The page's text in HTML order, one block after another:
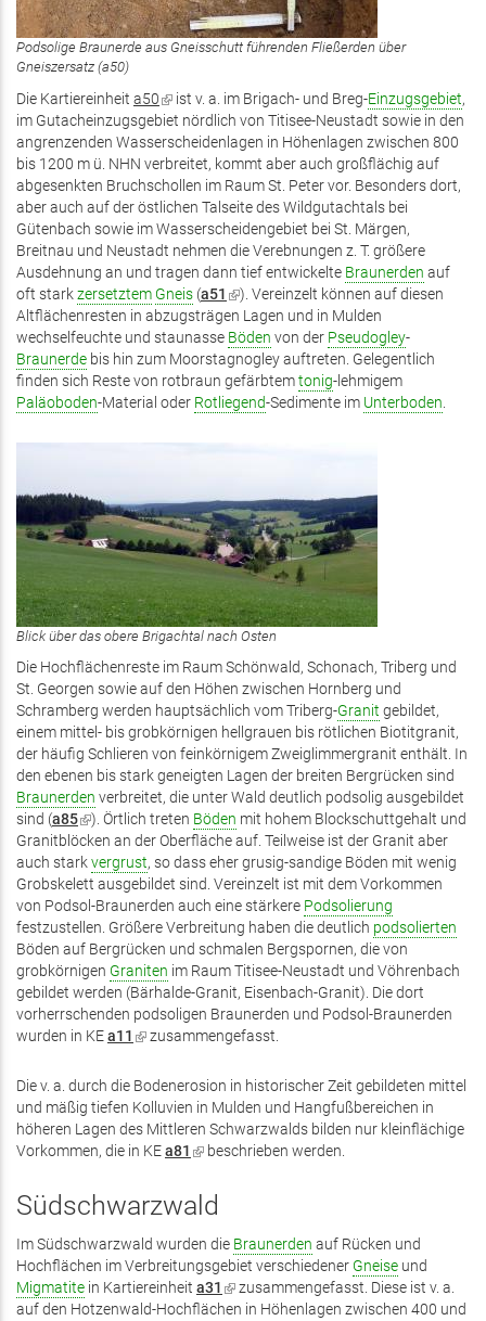
Podsolige Braunerde aus Gneisschutt führenden Fließerden über
Gneiszersatz (a50)
Die Kartiereinheit a50(Link
ist
extern)
ist v. a. im Brigach- und Breg-Einzugsgebiet,
im Gutacheinzugsgebiet nördlich von Titisee-Neustadt sowie in den
angrenzenden Wasserscheidenlagen in Höhenlagen zwischen 800
bis 1200 m ü. NHN verbreitet, kommt aber auch großflächig auf
abgesenkten Bruchschollen im Raum St. Peter vor. Besonders dort,
aber auch auf der östlichen Talseite des Wildgutachtals bei
Gütenbach sowie im Wasserscheidengebiet bei St. Märgen,
Breitnau und Neustadt nehmen die Verebnungen z. T. größere
Ausdehnung an und tragen dann tief entwickelte Braunerden auf
oft starkzersetztem Gneis (a51 (Link
ist
extern)
). Vereinzelt können auf diesen
Altflächenresten in abzugsträgen Lagen und in Mulden
wechselfeuchte und staunasse Böden von der Pseudogley-
Braunerde bis hin zum Moorstagnogley auftreten. Gelegentlich
finden sich Reste von rotbraun gefärbtemtonig-lehmigem
Paläoboden-Material oder Rotliegend-Sedimente im Unterboden.
Blick über das obere Brigachtal nach Osten
Die Hochflächenreste im Raum Schönwald, Schonach, Triberg und
St. Georgen sowie auf den Höhen zwischen Hornberg und
Schramberg werden hauptsächlich vom Triberg-Granit gebildet,
einem mittel- bis grobkörnigen hellgrauen bis rötlichen Biotitgranit,
der häufig Schlieren von feinkörnigem Zweiglimmergranit enthält. In
den ebenen bis stark geneigten Lagen der breiten Bergrücken sind
Braunerden verbreitet, die unter Wald deutlich podsolig ausgebildet
sind (a85(Link
ist
extern)
). Örtlich treten Böden mit hohem Blockschuttgehalt und
Granitblöcken an der Oberfläche auf. Teilweise ist der Granit aber
auch starkvergrust, so dass eher grusig-sandige Böden mit wenig
Grobskelett ausgebildet sind. Vereinzelt ist mit dem Vorkommen
von Podsol-Braunerden auch eine stärkere Podsolierung
festzustellen. Größere Verbreitung haben die deutlich podsolierten
Böden auf Bergrücken und schmalen Bergspornen, die von
grobkörnigen Graniten im Raum Titisee-Neustadt und Vöhrenbach
gebildet werden (Bärhalde-Granit, Eisenbach-Granit). Die dort
vorherrschenden podsoligen Braunerden und Podsol-Braunerden
wurden in KEa11 (Link
extern)
zusammengefasst.
Die v. a. durch die Bodenerosion in historischer Zeit gebildeten mittel
und mäßig tiefen Kolluvien in Mulden und Hangfußbereichen in
höheren Lagen des Mittleren Schwarzwalds bilden nur kleinflächige
Vorkommen, die in KEa81 (Link
extern)
beschrieben werden.
Südschwarzwald
Im Südschwarzwald wurden die Braunerden auf Rücken und
Hochflächen im Verbreitungsgebiet verschiedener Gneise und
Migmatite in Kartiereinheit a31 (Link
ist
zusammengefasst. Diese ist v. a.
auf den Hotzenwald-Hochflächen in Höhenlagen zwischen 400 und